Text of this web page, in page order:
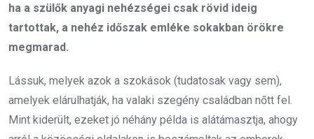
ha a szülők anyagi nehézségei csak rövid ideig
tartottak, a nehéz időszak emléke sokakban örökre
megmarad.
Lássuk, melyek azok a szokások (tudatosak vagy sem),
amelyek elárulhatják, ha valaki szegény családban nőtt fel.
Mint kiderült, ezeket jó néhány példa is alátámasztja, ahogy